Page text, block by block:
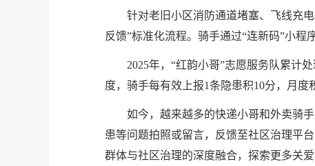
针对老旧小区消防通道堵塞、飞线充
反馈”标准化流程。骑手通过“连新码”小程
2025年，“红韵小哥”志愿服务队累计
度，骑手每有效上报1条隐患积10分，月度
如今，越来越多的快递小哥和外卖骑
患等问题拍照或留言，反馈至社区治理平
群体与社区治理的深度融合，探索更多关